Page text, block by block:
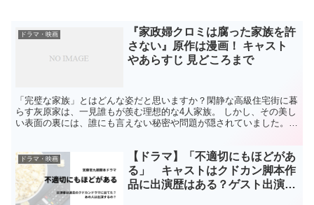
ドラマ・映画
『家政婦クロミは腐った家族を許
さない』原作は漫画！ キャスト
やあらすじ 見どころまで
「完璧な家族」とはどんな姿だと思いますか？閑静な高級住宅街に暮
らす灰原家は、一見誰もが羨む理想的な4人家族。 しかし、その美し
い表面の裏には、誰にも言えない秘密や問題が隠されていました。
ドラマ・映画
【ドラマ】「不適切にもほどがあ
る」 キャストはクドカン脚本作
品に出演歴はある？ゲスト出演者